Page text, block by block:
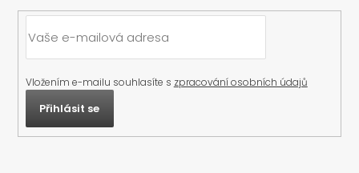
Vložením e-mailu souhlasíte s zpracování osobních údajů
Přihlásit se